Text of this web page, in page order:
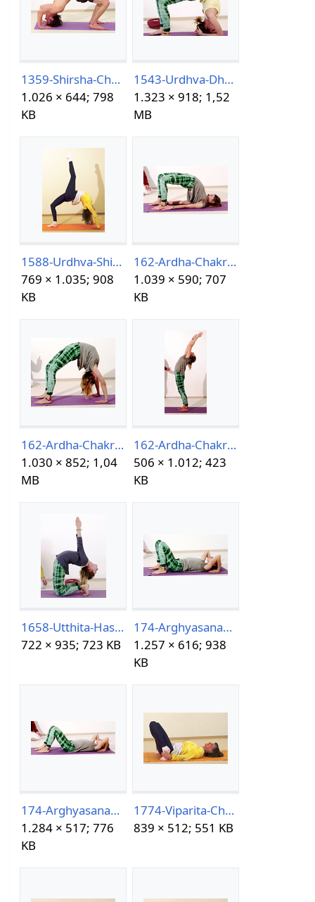
1359-Shirsha-Chakrasana2021.png
1.026 × 644; 798
KB
1543-Urdhva-Dhanurasanain-Baddha-Hasta-Shirshasana.png
1.323 × 918; 1,52
MB
1588-Urdhva-Shirsha-Eka-Pada-Chakrasana.png
769 × 1.035; 908
KB
162-Ardha-Chakrasana.png
1.039 × 590; 707
KB
162-Ardha-Chakrasana05-07-13h55m19s944.png
1.030 × 852; 1,04
MB
162-Ardha-ChakrasanaAsanalexikon.png
506 × 1.012; 423
KB
1658-Utthita-Hasta-Prapada-Ushtrasana.png
722 × 935; 723 KB
174-Arghyasana2-.png
1.257 × 616; 938
KB
174-Arghyasana2-Asanalexikon.png
1.284 × 517; 776
KB
1774-Viparita-Chakrasana.png
839 × 512; 551 KB